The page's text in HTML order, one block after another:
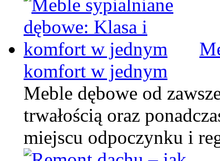
komfort w jednym
Meble dębowe od
trwałością oraz
miejscu odpoczynku i